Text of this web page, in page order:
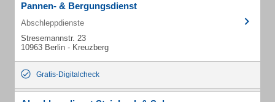
Pannen- & Bergungsdienst
Abschleppdienste
Stresemannstr. 23
10963 Berlin - Kreuzberg
Gratis-Digitalcheck